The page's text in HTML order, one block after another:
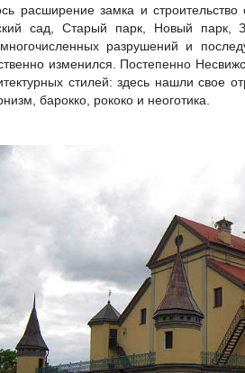
расширение замка и
сад, Старый парк, Новый парк,
многочисленных разрушений и
изменился. Постепенно
стилей: здесь нашли свое
барокко, рококо и неоготика.